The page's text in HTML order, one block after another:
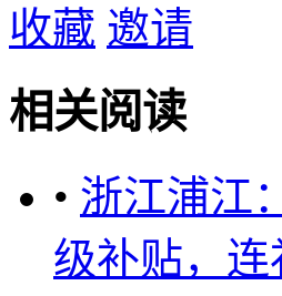
收藏 邀请
相关阅读
• 浙江浦江
级补贴，连